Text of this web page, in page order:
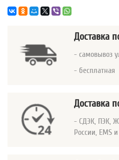
Доставка
- самовывоз
- бесплатная
Доставка
- СДЭК, ПЭК,
России, EMS